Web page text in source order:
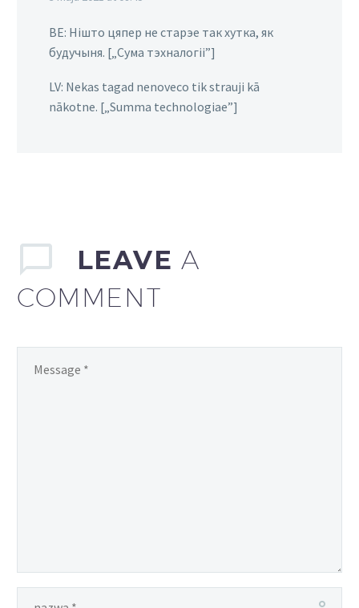
BE: Нішто цяпер не старэе так хутка, як
будучыня. [„Сума тэхналогіі”]
LV: Nekas tagad nenoveco tik strauji kā
nākotne. [„Summa technologiae”]
LEAVEA
COMMENT